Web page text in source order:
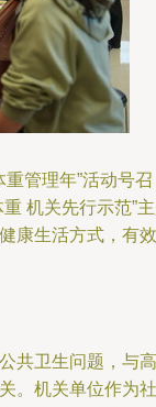
管理年”活动号
机关先行示范”
康生活方式，有效
共卫生问题，与高
。机关单位作为社